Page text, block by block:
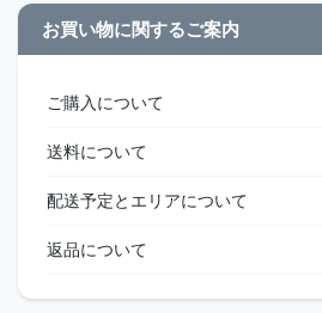
お買い物に関するご案内
ご購入について
送料について
配送予定とエリアについて
返品について